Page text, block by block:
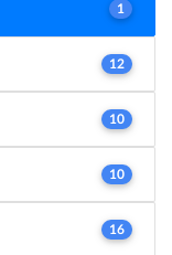
1
12
10
10
16